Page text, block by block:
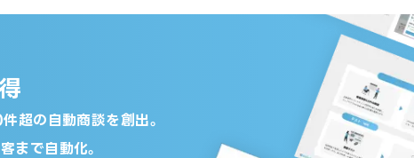
超の自動商談を創出。
まで自動化。